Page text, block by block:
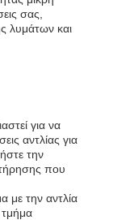
σας,
λυμάτων και
για να
αντλίας για
την
που
με την αντλία